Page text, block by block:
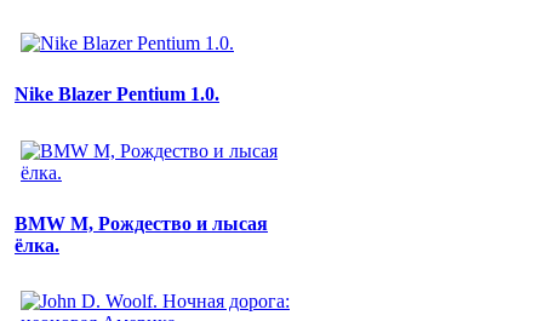
Nike Blazer Pentium 1.0.
BMW M, Рождество и лысая
ёлка.